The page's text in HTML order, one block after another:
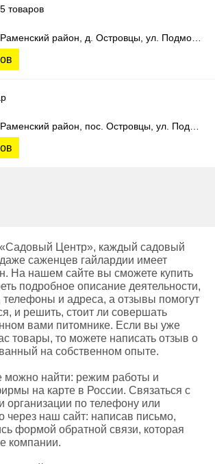
товаров
Центр», каждый садовый
саженцев гайлардии имеет
На нашем сайте вы сможете купить
подробное описание деятельности,
телефоны и адреса, а отзывы помогут
и решить, стоит ли совершать
вами питомнике. Если вы уже
товары, то можете написать отзыв о
на собственном опыте.
можно найти: режим работы и
на карте в России. Связаться с
организации по телефону или
через наш сайт: написав письмо,
формой обратной связи, которая
компании.